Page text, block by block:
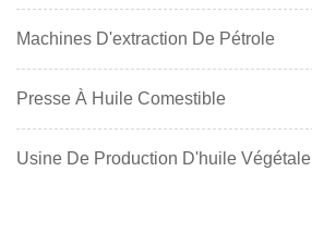
Machines D'extraction De Pétrole
Presse À Huile Comestible
Usine De Production D'huile Végétale